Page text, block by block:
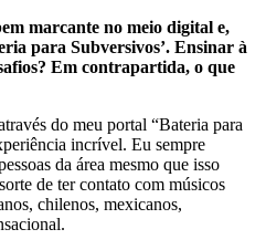
marcante no meio digital e,
para Subversivos’. Ensinar à
Em contrapartida, o que
do meu portal “Bateria para
incrível. Eu sempre
da área mesmo que isso
de ter contato com músicos
chilenos, mexicanos,